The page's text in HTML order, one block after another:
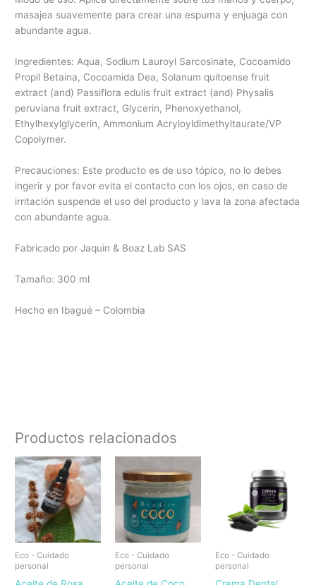
masajea suavemente para crear una espuma y enjuaga con
abundante agua.
Ingredientes: Aqua, Sodium Lauroyl Sarcosinate, Cocoamido
Propil Betaina, Cocoamida Dea, Solanum quitoense fruit
extract (and) Passiflora edulis fruit extract (and) Physalis
peruviana fruit extract, Glycerin, Phenoxyethanol,
Ethylhexylglycerin, Ammonium Acryloyldimethyltaurate/VP
Copolymer.
Precauciones: Este producto es de uso tópico, no lo debes
ingerir y por favor evita el contacto con los ojos, en caso de
irritación suspende el uso del producto y lava la zona afectada
con abundante agua.
Fabricado por Jaquin & Boaz Lab SAS
Tamaño: 300 ml
Hecho en Ibagué – Colombia
Productos relacionados
Eco - Cuidado
personal
Eco - Cuidado
personal
Eco - Cuidado
personal